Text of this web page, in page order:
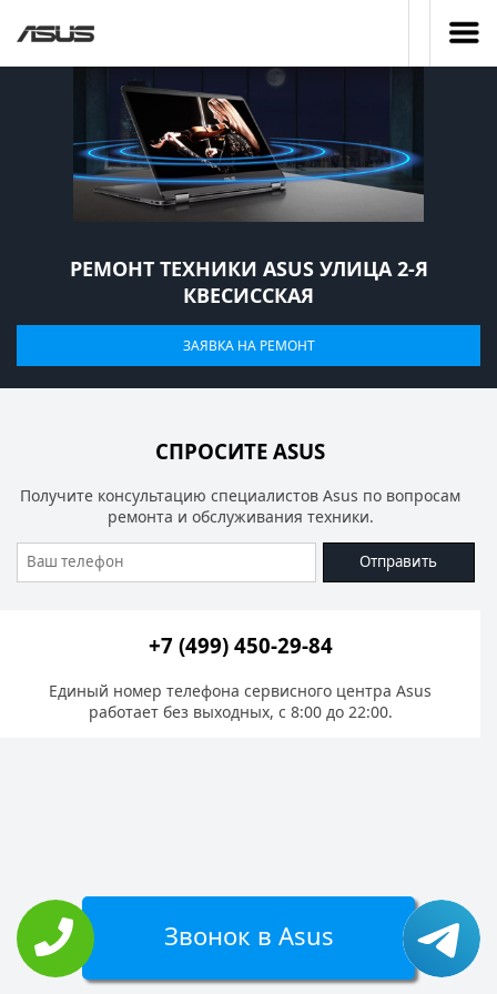
РЕМОНТ ТЕХНИКИ ASUS УЛИЦА 2-Я
КВЕСИССКАЯ
ЗАЯВКА НА РЕМОНТ
СПРОСИТЕ ASUS
Получите консультацию специалистов Asus по вопросам
ремонта и обслуживания техники.
Отправить
+7 (499) 450-29-84
Единый номер телефона сервисного центра Asus
работает без выходных, с 8:00 до 22:00.
Звонок в Asus